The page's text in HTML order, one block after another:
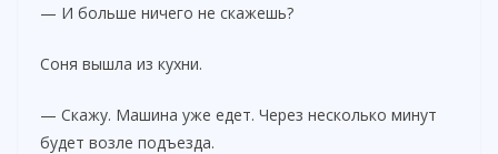
— И больше ничего не скажешь?
Соня вышла из кухни.
— Скажу. Машина уже едет. Через несколько минут
будет возле подъезда.